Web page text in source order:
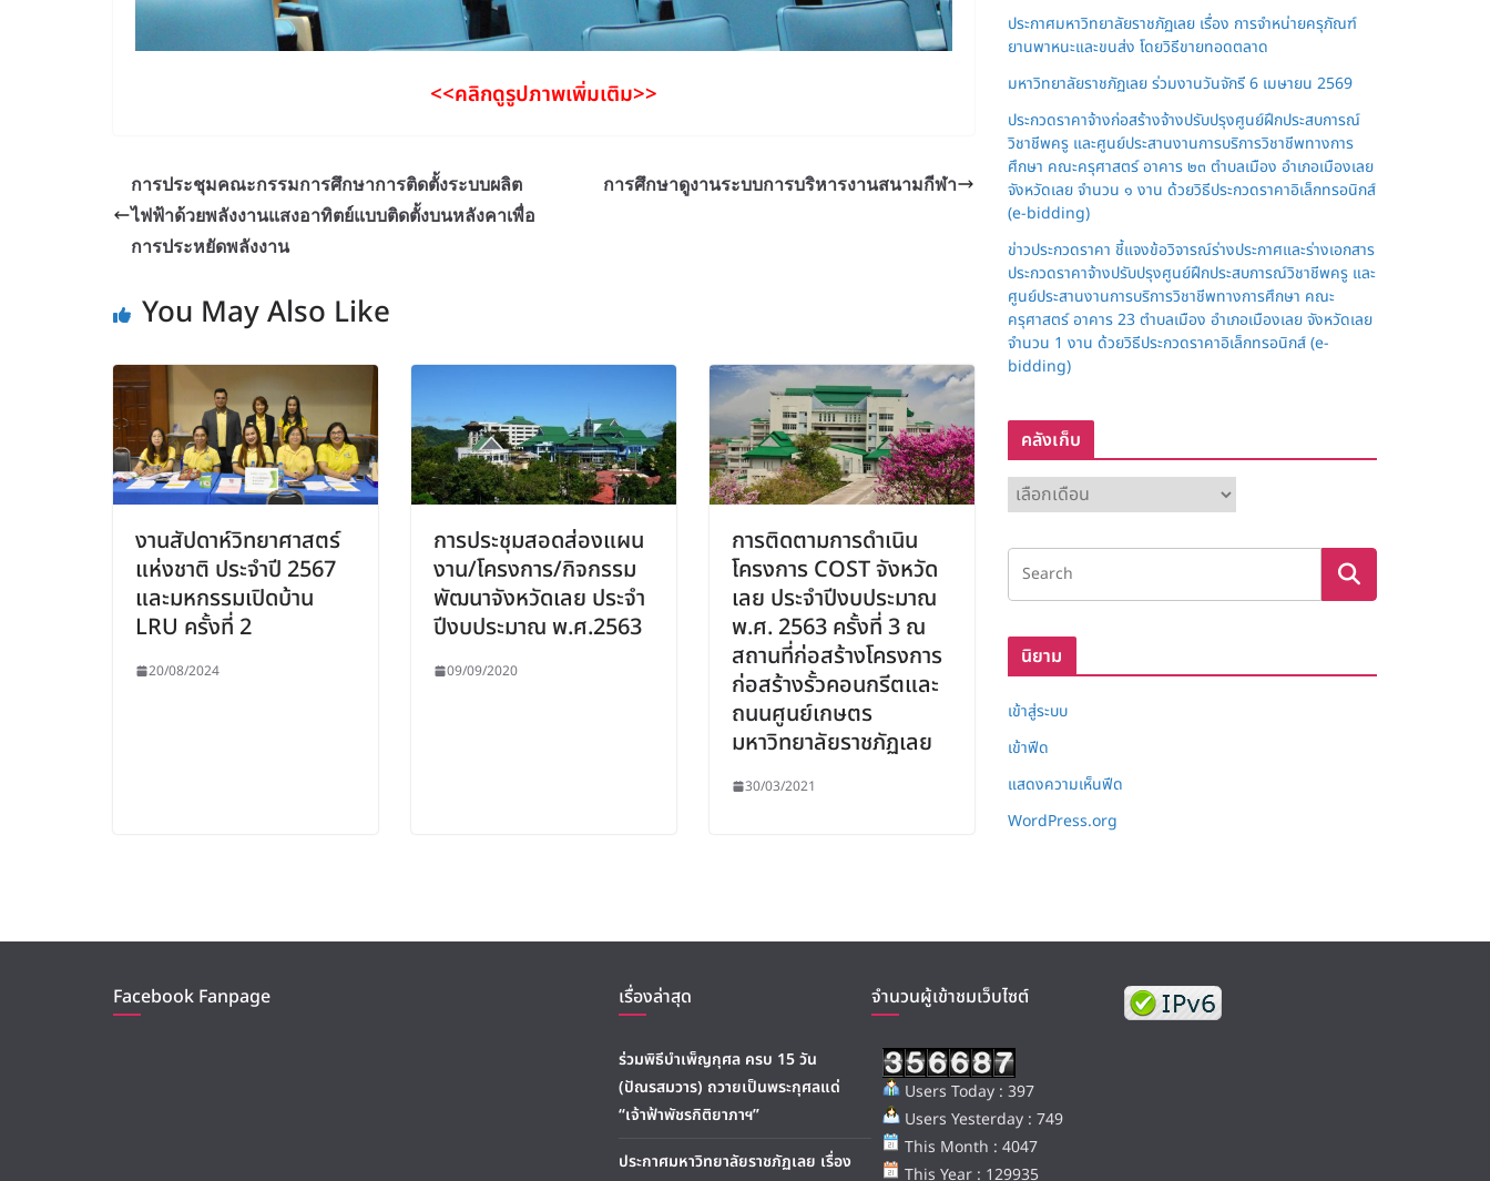
<<คลิกดูรูปภาพเพิ่มเติม>>
การประชุมคณะกรรมการศึกษาการติดตั้งระบบผลิต
ไฟฟ้าด้วยพลังงานแสงอาทิตย์แบบติดตั้งบนหลังคาเพื่อ
การประหยัดพลังงาน
การศึกษาดูงานระบบการบริหารงานสนามกีฬา
You May Also Like
งานสัปดาห์วิทยาศาสตร์
แห่งชาติ ประจำปี 2567
และมหกรรมเปิดบ้าน
LRU ครั้งที่ 2
20/08/2024
การประชุมสอดส่องแผน
งาน/โครงการ/กิจกรรม
พัฒนาจังหวัดเลย ประจำ
ปีงบประมาณ พ.ศ.2563
09/09/2020
การติดตามการดำเนิน
โครงการ COST จังหวัด
เลย ประจำปีงบประมาณ
พ.ศ. 2563 ครั้งที่ 3 ณ
สถานที่ก่อสร้างโครงการ
ก่อสร้างรั้วคอนกรีตและ
ถนนศูนย์เกษตร
มหาวิทยาลัยราชภัฏเลย
30/03/2021
ประกาศมหาวิทยาลัยราชภัฏเลย เรื่อง การจำหน่ายครุภัณฑ์
ยานพาหนะและขนส่ง โดยวิธีขายทอดตลาด
มหาวิทยาลัยราชภัฏเลย ร่วมงานวันจักรี 6 เมษายน 2569
ประกวดราคาจ้างก่อสร้างจ้างปรับปรุงศูนย์ฝึกประสบการณ์
วิชาชีพครู และศูนย์ประสานงานการบริการวิชาชีพทางการ
ศึกษา คณะครุศาสตร์ อาคาร ๒๓ ตำบลเมือง อำเภอเมืองเลย
จังหวัดเลย จำนวน ๑ งาน ด้วยวิธีประกวดราคาอิเล็กทรอนิกส์
(e-bidding)
ข่าวประกวดราคา ชี้แจงข้อวิจารณ์ร่างประกาศและร่างเอกสาร
ประกวดราคาจ้างปรับปรุงศูนย์ฝึกประสบการณ์วิชาชีพครู และ
ศูนย์ประสานงานการบริการวิชาชีพทางการศึกษา คณะ
ครุศาสตร์ อาคาร 23 ตำบลเมือง อำเภอเมืองเลย จังหวัดเลย
จำนวน 1 งาน ด้วยวิธีประกวดราคาอิเล็กทรอนิกส์ (e-
bidding)
คลังเก็บ
ลั
ง
ก็
นิยาม
เข้าสู่ระบบ
เข้าฟีด
แสดงความเห็นฟีด
WordPress.org
Facebook Fanpage เรื่องล่าสุด
ร่วมพิธีบำเพ็ญกุศล ครบ 15 วัน
(ปัณรสมวาร) ถวายเป็นพระกุศลแด่
“เจ้าฟ้าพัชรกิติยาภาฯ”
ประกาศมหาวิทยาลัยราชภัฏเลย เรื่อง
จำนวนผู้เข้าชมเว็บไซต์
Users Today : 397
Users Yesterday : 749
This Month : 4047
This Year : 129935